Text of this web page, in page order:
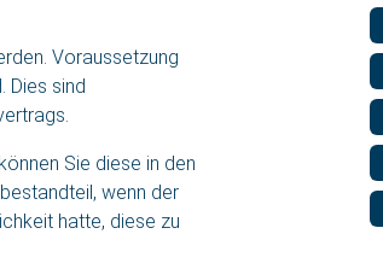
Voraussetzung
Dies sind
Sie diese in den
wenn der
hatte, diese zu